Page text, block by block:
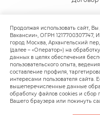
Политика
Продолжая использовать сайт,
Вакансии», ОГРН 1217700307747,
город Москва, Архангельский
(далее – «Оператор») на
данных в целях обеспечения
пользовательского опыта,
составление профиля,
интересами пользователя сайта.
вышеперечисленные данные
обработку файлов cookies и сбор
Вашего браузера или покинуть